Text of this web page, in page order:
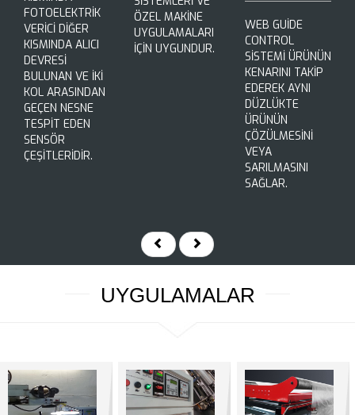
FOTOELEKTRİK
VERİCİ DİĞER
KISMINDA ALICI
DEVRESİ
BULUNAN VE İKİ
KOL ARASINDAN
GEÇEN NESNE
TESPİT EDEN
SENSÖR
ÇEŞİTLERİDİR.
ÖZEL MAKİNE
UYGULAMALARI
İÇİN UYGUNDUR.
WEB GUİDE
CONTROL
SİSTEMİ ÜRÜNÜN
KENARINI TAKİP
EDEREK AYNI
DÜZLÜKTE
ÜRÜNÜN
ÇÖZÜLMESİNİ
VEYA
SARILMASINI
SAĞLAR.
UYGULAMALAR